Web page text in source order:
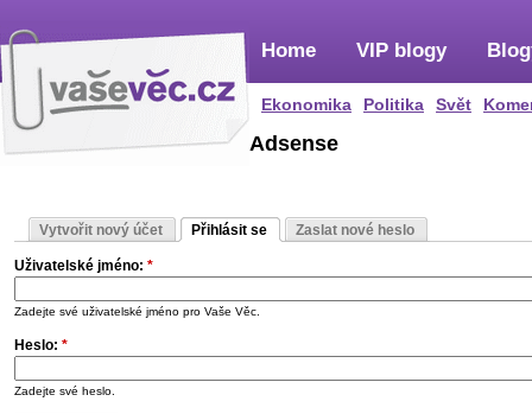
Home
Ekonomika Politika Svět
VIP blogy
Adsense
Vytvořit nový účet Přihlásit se Zaslat nové heslo
Uživatelské jméno: *
Zadejte své uživatelské jméno pro Vaše Věc.
Heslo: *
Zadejte své heslo.